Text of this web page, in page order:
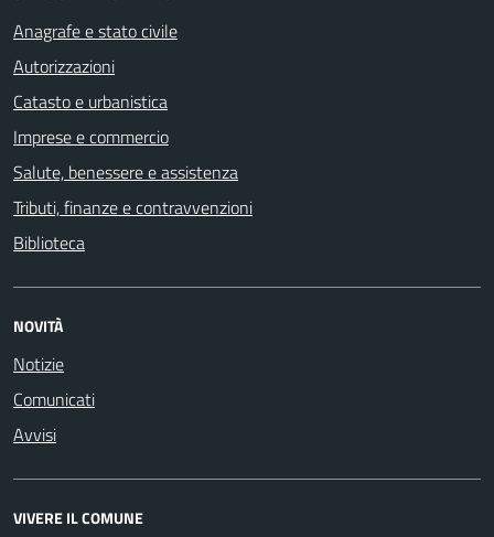
Anagrafe e stato civile
Autorizzazioni
Catasto e urbanistica
Imprese e commercio
Salute, benessere e assistenza
Tributi, finanze e contravvenzioni
Biblioteca
NOVITÀ
Notizie
Comunicati
Avvisi
VIVERE IL COMUNE